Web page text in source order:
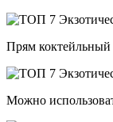
Прям коктейльный
Можно